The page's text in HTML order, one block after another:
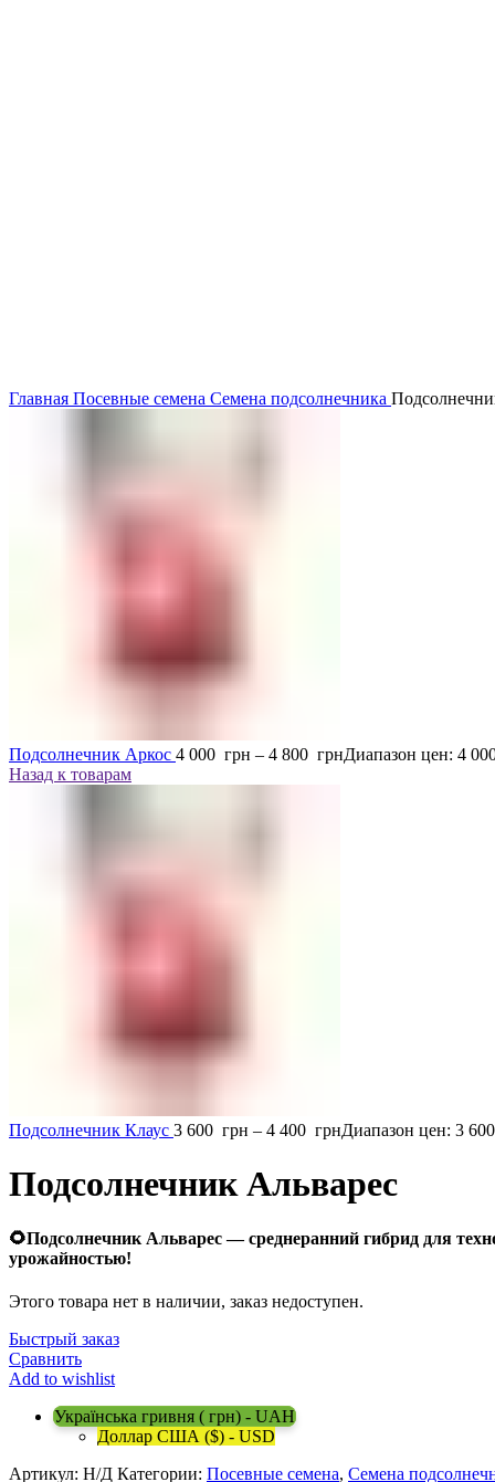
Главная Посевные семена Семена подсолнечника
Подсолнечник Аркос 4 000 грн – 4 800 грнДиапазон цен: 4
Назад к товарам
Подсолнечник Клаус 3 600 грн – 4 400 грнДиапазон цен: 3
Подсолнечник Альварес
🌻Подсолнечник Альварес — среднеранний гибрид для
урожайностью!
Этого товара нет в наличии, заказ недоступен.
Быстрый заказ
Сравнить
Add to wishlist
Українська гривня ( грн) - UAH
Доллар США ($) - USD
Артикул: Н/Д Категории: Посевные семена, Семена